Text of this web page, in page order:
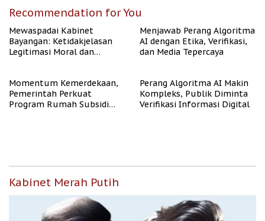
Recommendation for You
Mewaspadai Kabinet
Bayangan: Ketidakjelasan
Legitimasi Moral dan
Menjawab Perang Algoritma
AI dengan Etika, Verifikasi,
dan Media Tepercaya
Momentum Kemerdekaan,
Pemerintah Perkuat
Program Rumah Subsidi
Perang Algoritma AI Makin
Kompleks, Publik Diminta
Verifikasi Informasi Digital
Kabinet Merah Putih